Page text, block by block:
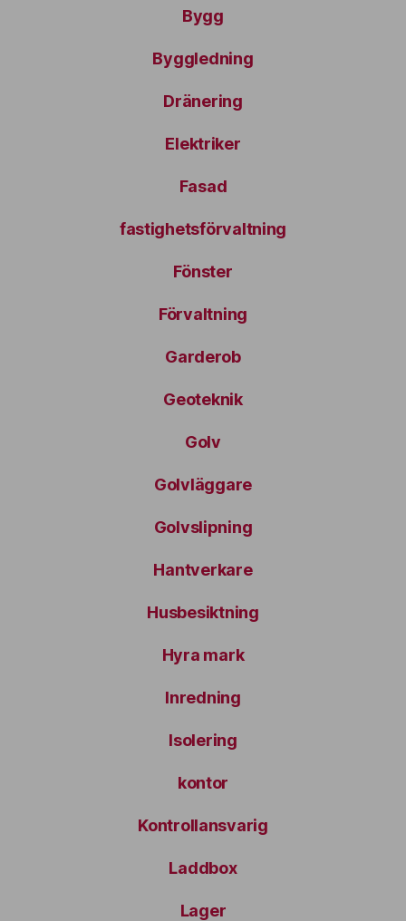
Bygg
Byggledning
Dränering
Elektriker
Fasad
fastighetsförvaltning
Fönster
Förvaltning
Garderob
Geoteknik
Golv
Golvläggare
Golvslipning
Hantverkare
Husbesiktning
Hyra mark
Inredning
Isolering
kontor
Kontrollansvarig
Laddbox
Lager